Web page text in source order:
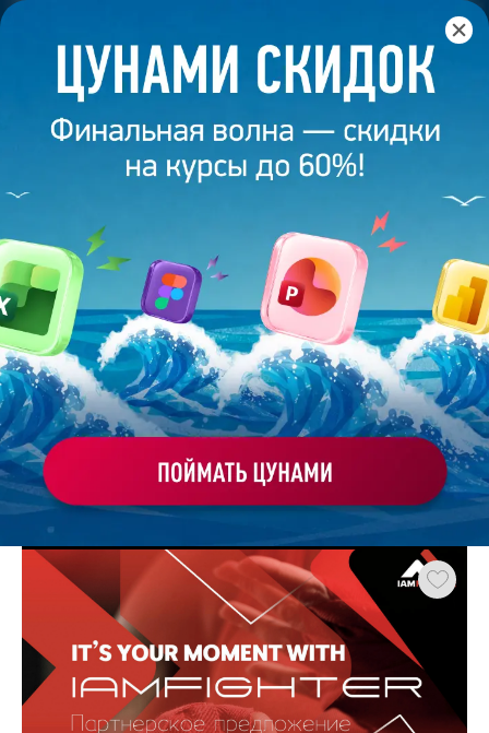
Главная /Банк слайдов / Презентация 392 – Работа
выполнена выпускницей академии презентаций
Bonnie&Slide
ПРЕЗЕНТАЦИЯ 392 – РАБОТА
ВЫПОЛНЕНА ВЫПУСКНИЦЕЙ
АКАДЕМИИ ПРЕЗЕНТАЦИЙ
BONNIE&SLIDE
Моё избранное
Работа
студента
ХОЧУ ЗАКАЗАТЬ ТАКУЮ ПРЕЗЕНТАЦИЮ